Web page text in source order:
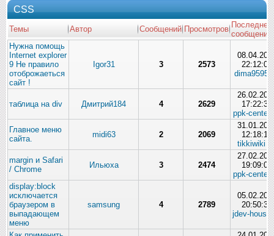
CSS
Темы Автор Сообщений Просмотров Последнее
сообщение
Нужна помощь
Internet explorer
9 Не правило
отоброжаеться
сайт !
Igor31 3 2573
22:12:02
dima9595
таблица на div Дмитрий184 4 2629
17:22:30
ppk-center
Главное меню
сайта.
midi63 2 2069
12:18:19
tikkiwiki
margin и Safari
/ Chrome
Ильюха 3 2474
19:09:07
ppk-center
display:block
исключается
браузером в
выпадающем
меню
samsung 4 2789
20:50:35
jdev-house